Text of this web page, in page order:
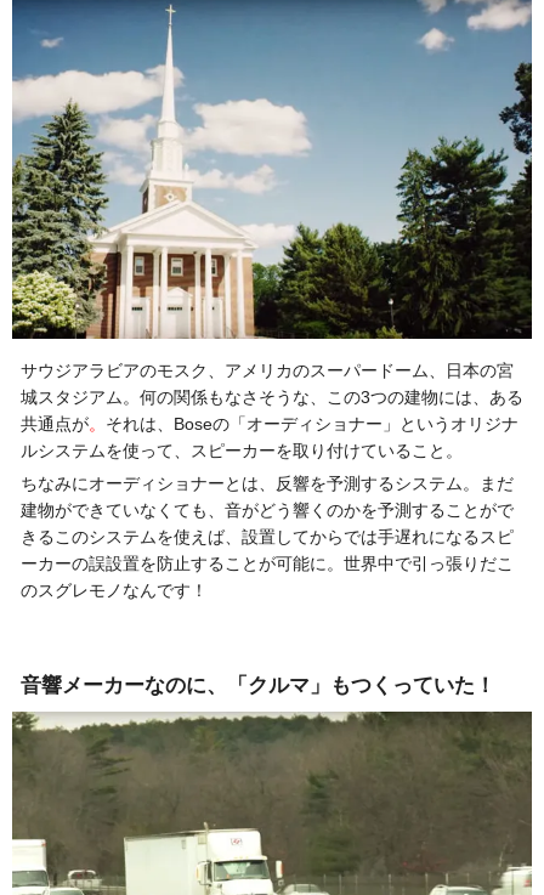
サウジアラビアのモスク、アメリカのスーパードーム、日本の宮
城スタジアム。何の関係もなさそうな、この3つの建物には、ある
共通点が。 それは、Boseの「オーディショナー」というオリジナ
ルシステムを使って、スピーカーを取り付けていること。
ちなみにオーディショナーとは、反響を予測するシステム。まだ
建物ができていなくても、音がどう響くのかを予測することがで
きるこのシステムを使えば、設置してからでは手遅れになるスピ
ーカーの誤設置を防止することが可能に。世界中で引っ張りだこ
のスグレモノなんです！
音響メーカーなのに、「クルマ」もつくっていた！